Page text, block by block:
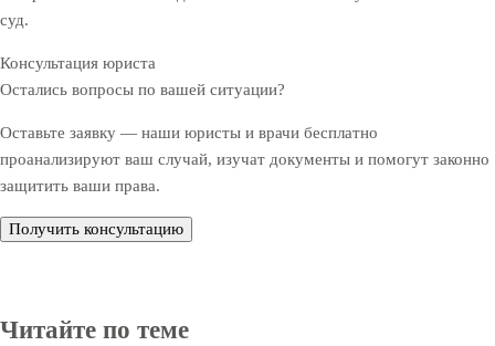
суд.
Консультация юриста
Остались вопросы по вашей ситуации?
Оставьте заявку — наши юристы и врачи бесплатно
проанализируют ваш случай, изучат документы и помогут законно
защитить ваши права.
Получить консультацию
Читайте по теме